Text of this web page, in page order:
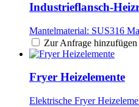
Industrieflansch-
Mantelmaterial: SUS316
Zur Anfrage hinzufügen
Fryer Heizelemente
Elektrische Fryer